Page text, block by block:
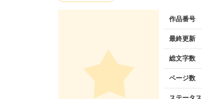
作品番号
最終更新
総文字数
ページ数